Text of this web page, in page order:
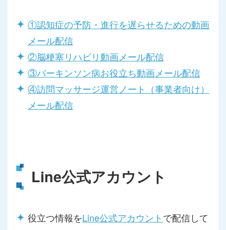
①認知症の予防・進行を遅らせるための動画
メール配信
②脳梗塞リハビリ動画メール配信
③パーキンソン病お役立ち動画メール配信
④訪問マッサージ運営ノート（事業者向け）
メール配信
Line公式アカウント
役立つ情報をLine公式アカウントで配信して